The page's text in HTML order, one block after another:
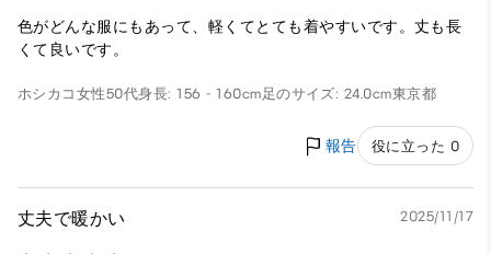
色がどんな服にもあって、軽くてとても着やすいです。丈も長
くて良いです。
ホシカコ 女性50代身長: 156 - 160cm足のサイズ: 24.0cm東京都
報告 役に立った 0
丈夫で暖かい 2025/11/17